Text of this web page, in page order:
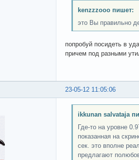
kenzzzooo пишет:
это Вы правильно
попробуй посидеть в
причем под разными
23-05-12 11:05:06
ikkunan salvataja
Где-то на уровне
показанная на
сек. это вполне
предлагают